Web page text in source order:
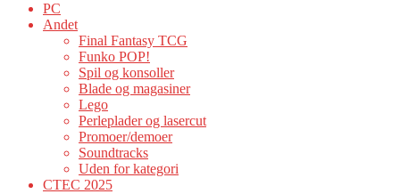
PC
Andet
Final Fantasy TCG
Funko POP!
Spil og konsoller
Blade og magasiner
Lego
Perleplader og lasercut
Promoer/demoer
Soundtracks
Uden for kategori
CTEC 2025